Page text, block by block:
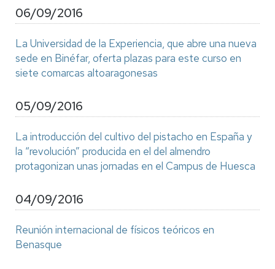
06/09/2016
La Universidad de la Experiencia, que abre una nueva
sede en Binéfar, oferta plazas para este curso en
siete comarcas altoaragonesas
05/09/2016
La introducción del cultivo del pistacho en España y
la “revolución” producida en el del almendro
protagonizan unas jornadas en el Campus de Huesca
04/09/2016
Reunión internacional de físicos teóricos en
Benasque